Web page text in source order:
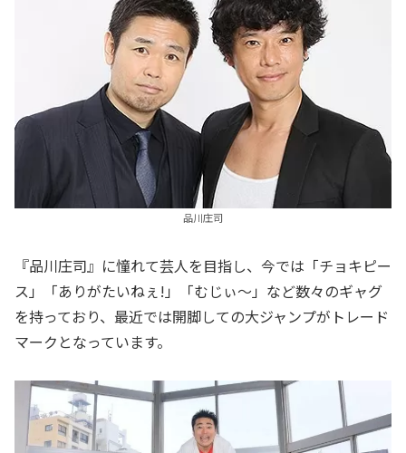
品川庄司
『品川庄司』に憧れて芸人を目指し、今では「チョキピー
ス」「ありがたいねぇ!」「むじぃ～」など数々のギャグ
を持っており、最近では開脚しての大ジャンプがトレード
マークとなっています。